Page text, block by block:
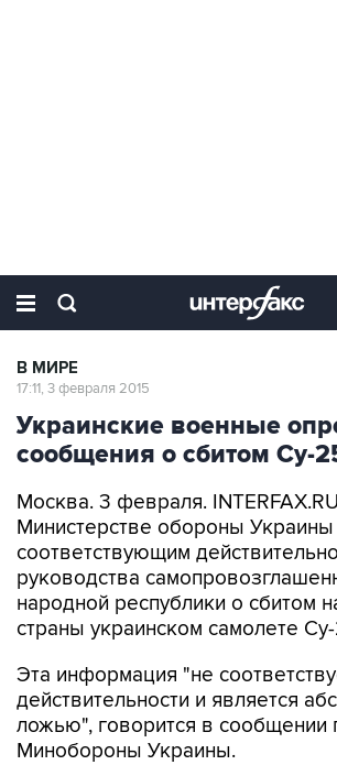
В МИРЕ
17:11, 3 февраля 2015
Украинские военные
сообщения о сбитом Су-
Москва. 3 февраля.
Министерстве обороны Украины
соответствующим
руководства
народной республики о сбитом
страны украинском самолете
Эта информация "не
действительности и является
ложью", говорится в сообщении
Минобороны Украины.